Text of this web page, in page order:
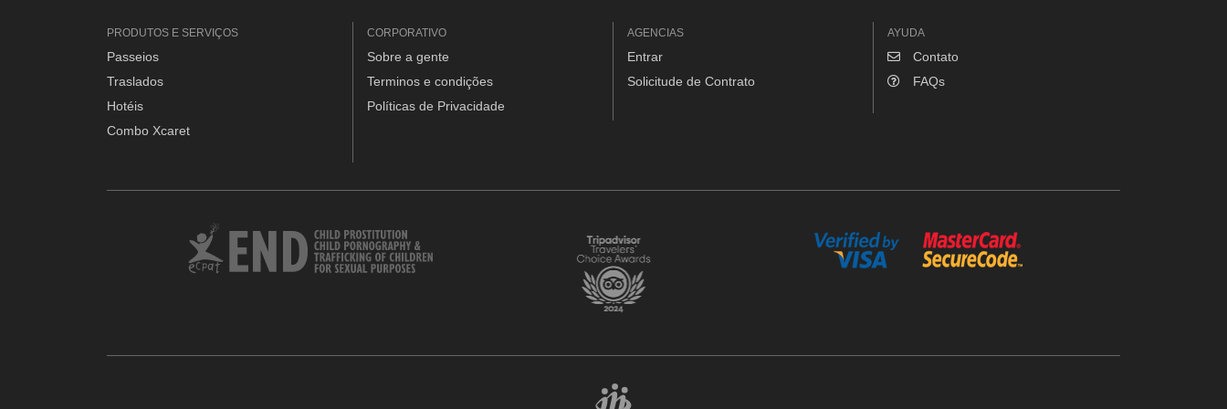
PRODUTOS E SERVIÇOS
Passeios
Traslados
Hotéis
Combo Xcaret
CORPORATIVO
Sobre a gente
Terminos e condições
Políticas de Privacidade
AGENCIAS
Entrar
Solicitude de Contrato
AYUDA
Contato
FAQs